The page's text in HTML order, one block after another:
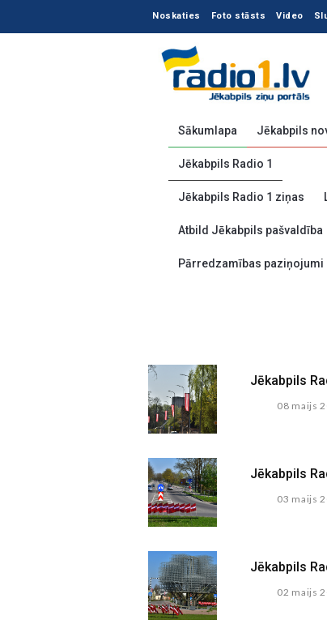
Noskaties Foto stāsts Video
Sākumlapa Jēkabpils
Jēkabpils Radio 1
Jēkabpils Radio 1 ziņas
Atbild Jēkabpils pašvaldība
Pārredzamības paziņojumi
Jēkabpils
08 maijs
Jēkabpils
03 maijs
Jēkabpils
02 maijs